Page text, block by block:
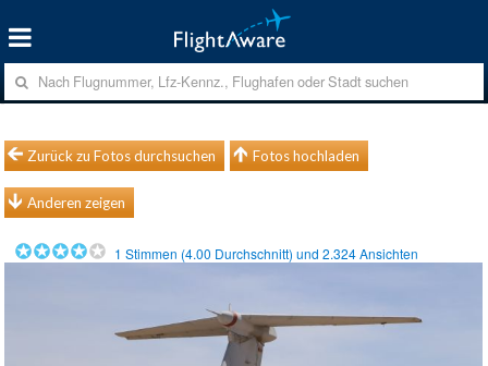
Zurück zu Fotos durchsuchen Fotos hochladen
Anderen zeigen
1 Stimmen (4.00 Durchschnitt) und2.324Ansichten